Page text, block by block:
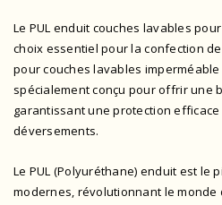
Le PUL enduit couches lavables
choix essentiel pour la confection
pour couches lavables
spécialement conçu pour offrir une
garantissant une protection
déversements.
Le PUL (Polyuréthane) enduit est le
modernes, révolutionnant le monde